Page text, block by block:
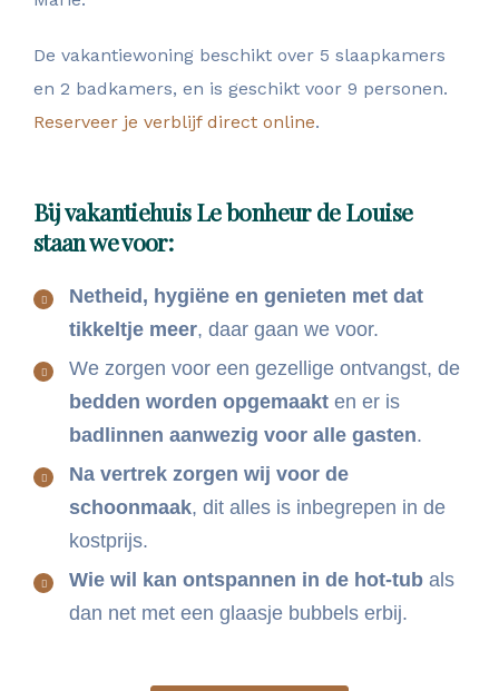
De vakantiewoning beschikt over 5 slaapkamers
en 2 badkamers, en is geschikt voor 9 personen.
Reserveer je verblijf direct online.
Bij vakantiehuis Le bonheur de Louise
staan we voor:
Netheid, hygiëne en genieten met dat
tikkeltje meer, daar gaan we voor.
We zorgen voor een gezellige ontvangst, de
bedden worden opgemaakt en er is
badlinnen aanwezig voor alle gasten.
Na vertrek zorgen wij voor de
schoonmaak, dit alles is inbegrepen in de
kostprijs.
Wie wil kan ontspannen in de hot-tub als
dan net met een glaasje bubbels erbij.